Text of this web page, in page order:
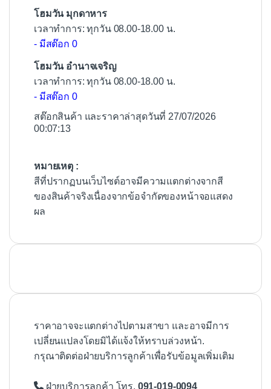
โฮมวัน มุกดาหาร
เวลาทำการ: ทุกวัน 08.00-18.00 น.
- มีสต๊อก 0
โฮมวัน อำนาจเจริญ
เวลาทำการ: ทุกวัน 08.00-18.00 น.
- มีสต๊อก 0
สต๊อกสินค้า และราคาล่าสุดวันที่ 27/07/2026
00:07:13
หมายเหตุ :
สีที่ปรากฏบนเว็บไซต์อาจมีความแตกต่างจากสี
ของสินค้าจริงเนื่องจากข้อจำกัดของหน้าจอแสดง
ผล
ราคาอาจจะแตกต่างไปตามสาขา และอาจมีการ
เปลี่ยนแปลงโดยมิได้แจ้งให้ทราบล่วงหน้า.
กรุณาติดต่อฝ่ายบริการลูกค้าเพื่อรับข้อมูลเพิ่มเติม
ฝ่ายบริการลูกค้า โทร. 091-019-0094